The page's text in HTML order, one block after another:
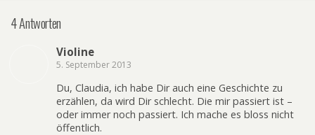
4 Antworten
Violine
5. September 2013
Du, Claudia, ich habe Dir auch eine Geschichte zu
erzählen, da wird Dir schlecht. Die mir passiert ist –
oder immer noch passiert. Ich mache es bloss nicht
öffentlich.